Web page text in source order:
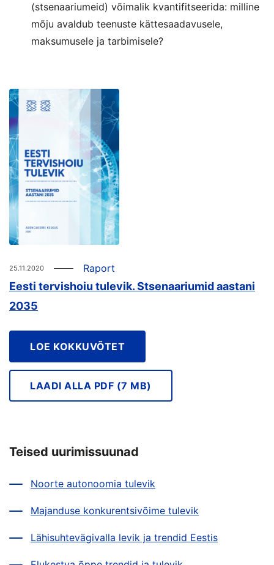
(stsenaariumeid) võimalik kvantifitseerida: milline
mõju avaldub teenuste kättesaadavusele,
maksumusele ja tarbimisele?
25.11.2020 Raport
Eesti tervishoiu tulevik. Stsenaariumid aastani
2035
LOE KOKKUVÕTET
LAADI ALLA PDF (7 MB)
Teised uurimissuunad
Noorte autonoomia tulevik
Majanduse konkurentsivõime tulevik
Lähisuhtevägivalla levik ja trendid Eestis